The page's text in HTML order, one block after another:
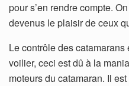
pour s’en rendre compte.
devenus le plaisir de ceux
Le contrôle des catamarans
voilier, ceci est dû à la
moteurs du catamaran. Il